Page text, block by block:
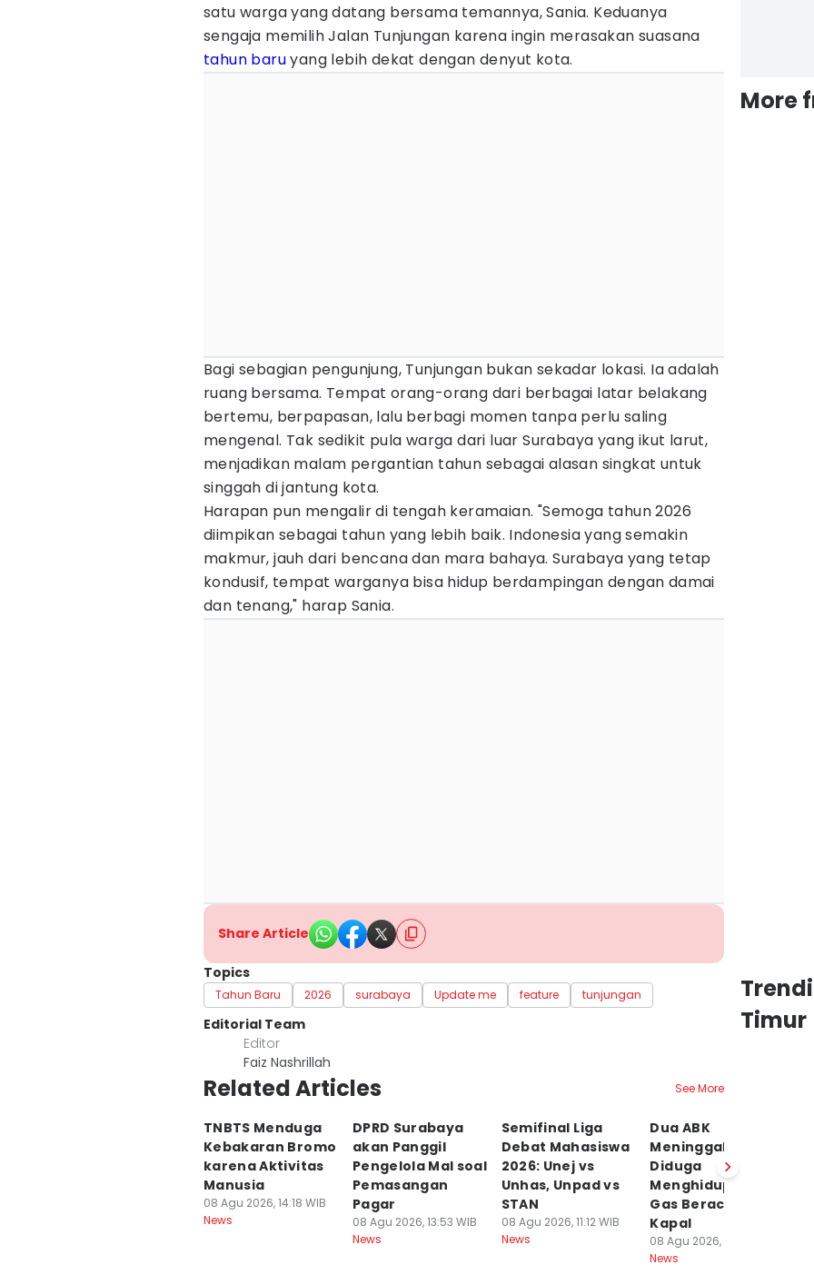
satu warga yang datang bersama temannya, Sania. Keduanya
sengaja memilih Jalan Tunjungan karena ingin merasakan suasana
tahun baruyang lebih dekat dengan denyut kota.
Bagi sebagian pengunjung, Tunjungan bukan sekadar lokasi. Ia adalah
ruang bersama. Tempat orang-orang dari berbagai latar belakang
bertemu, berpapasan, lalu berbagi momen tanpa perlu saling
mengenal. Tak sedikit pula warga dari luar Surabaya yang ikut larut,
menjadikan malam pergantian tahun sebagai alasan singkat untuk
singgah di jantung kota.
Harapan pun mengalir di tengah keramaian. "Semoga tahun 2026
diimpikan sebagai tahun yang lebih baik. Indonesia yang semakin
makmur, jauh dari bencana dan mara bahaya. Surabaya yang tetap
kondusif, tempat warganya bisa hidup berdampingan dengan damai
dan tenang," harap Sania.
Share Article
Topics
Tahun Baru 2026 surabaya Update me feature tunjungan
Editorial Team
Editor
Faiz Nashrillah
Related Articles See More
TNBTS Menduga
Kebakaran Bromo
karena Aktivitas
Manusia
08 Agu 2026, 14:18 WIB
News
DPRD Surabaya
akan Panggil
Pengelola Mal soal
Pemasangan
Pagar
08 Agu 2026, 13:53 WIB
News
Semifinal Liga
Debat Mahasiswa
2026: Unej vs
Unhas, Unpad vs
STAN
08 Agu 2026, 11:12 WIB
News
Dua ABK
Meninggal Dunia
Diduga
Menghidupkan
Gas Beracun di
Kapal
08 Agu 2026, 10:23 WIB
News
More
Timur